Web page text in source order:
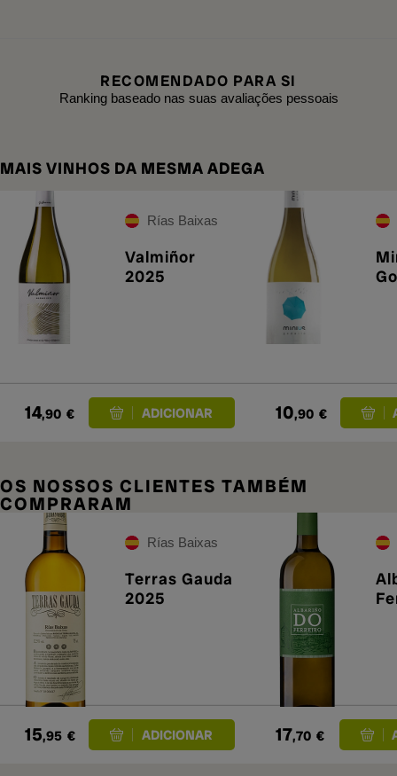
RECOMENDADO PARA SI
Ranking baseado nas suas avaliações pessoais
MAIS VINHOS DA MESMA ADEGA
Rías Baixas
Valmiñor
2025
14,90 € 10,90 €
OS NOSSOS CLIENTES TAMBÉM
COMPRARAM
Rías Baixas
Terras Gauda
2025
15,95 € 17,70 €